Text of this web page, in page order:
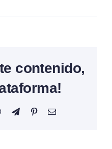
contenido,
WhatsAppTelegramPinterestCorreo